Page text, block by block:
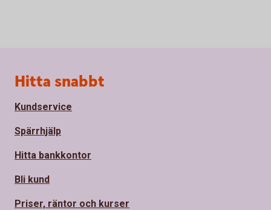
Sidfot
Hitta snabbt
Kundservice
Spärrhjälp
Hitta bankkontor
Bli kund
Priser, räntor och kurser